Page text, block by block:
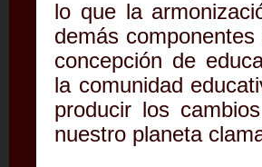
lo que la
demás
concepción de
la comunidad
producir los
nuestro planeta